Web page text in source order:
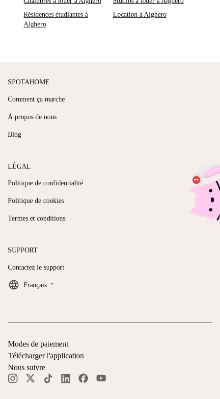
Résidences étudiantes à
Alghero
Location à Alghero
SPOTAHOME
Comment ça marche
À propos de nous
Blog
LÉGAL
Politique de confidentialité
Politique de cookies
Termes et conditions
SUPPORT
Contactez le support
Français keyboard_arrow_down
Modes de paiement
Télécharger l'application
Nous suivre